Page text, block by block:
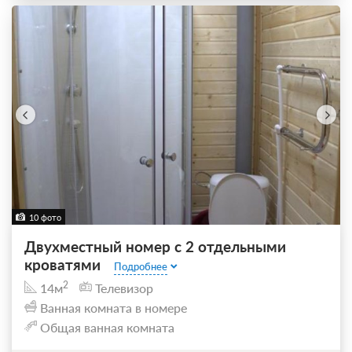
10 фото
Двухместный номер с 2 отдельными
кроватями
Подробнее
14м2
Телевизор
Ванная комната в номере
Общая ванная комната